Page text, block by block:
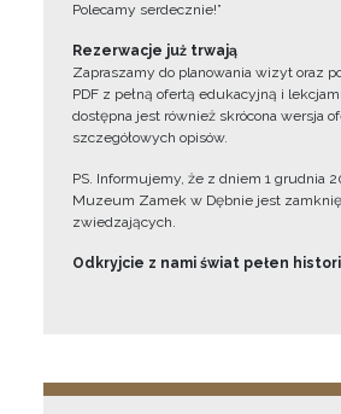
Polecamy serdecznie!”
Rezerwacje już trwają
Zapraszamy do planowania wizyt oraz
PDF z pełną ofertą edukacyjną i
dostępna jest również skrócona wersja
szczegółowych opisów.
PS. Informujemy, że z dniem 1 grudnia
Muzeum Zamek w Dębnie jest
zwiedzających.
Odkryjcie z nami świat pełen